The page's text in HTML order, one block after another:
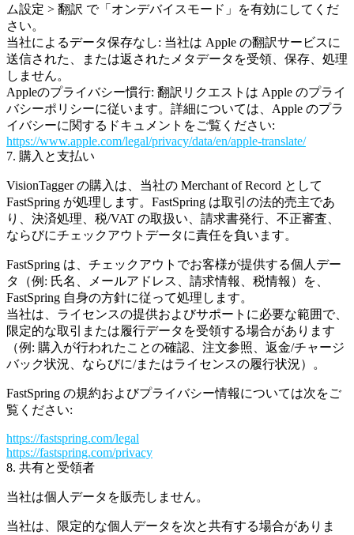
ム設定 > 翻訳 で「オンデバイスモード」を有効にしてくだ
さい。
当社によるデータ保存なし: 当社は Apple の翻訳サービスに
送信された、または返されたメタデータを受領、保存、処理
しません。
Appleのプライバシー慣行: 翻訳リクエストは Apple のプライ
バシーポリシーに従います。詳細については、Apple のプラ
イバシーに関するドキュメントをご覧ください:
https://www.apple.com/legal/privacy/data/en/apple-translate/
7. 購入と支払い
VisionTagger の購入は、当社の Merchant of Record として
FastSpring が処理します。FastSpring は取引の法的売主であ
り、決済処理、税/VAT の取扱い、請求書発行、不正審査、
ならびにチェックアウトデータに責任を負います。
FastSpring は、チェックアウトでお客様が提供する個人デー
タ（例: 氏名、メールアドレス、請求情報、税情報）を、
FastSpring 自身の方針に従って処理します。
当社は、ライセンスの提供およびサポートに必要な範囲で、
限定的な取引または履行データを受領する場合があります
（例: 購入が行われたことの確認、注文参照、返金/チャージ
バック状況、ならびに/またはライセンスの履行状況）。
FastSpring の規約およびプライバシー情報については次をご
覧ください:
https://fastspring.com/legal
https://fastspring.com/privacy
8. 共有と受領者
当社は個人データを販売しません。
当社は、限定的な個人データを次と共有する場合がありま